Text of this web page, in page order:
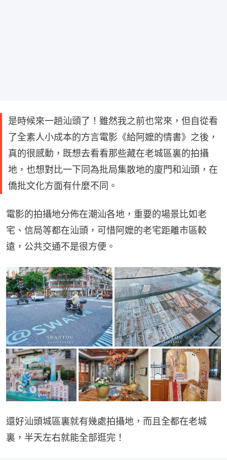
是時候來一趟汕頭了！雖然我之前也常來，但自從看
了全素人小成本的方言電影《給阿嬤的情書》之後，
真的很感動，既想去看看那些藏在老城區裏的拍攝
地，也想對比一下同為批局集散地的廈門和汕頭，在
僑批文化方面有什麼不同。
電影的拍攝地分佈在潮汕各地，重要的場景比如老
宅、信局等都在汕頭，可惜阿嬤的老宅距離市區較
遠，公共交通不是很方便。
還好汕頭城區裏就有幾處拍攝地，而且全都在老城
裏，半天左右就能全部逛完！